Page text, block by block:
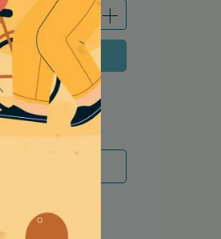
即購買
NT$11)